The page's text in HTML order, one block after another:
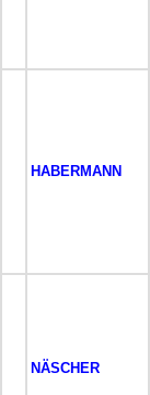
HABERMANN
NÄSCHER